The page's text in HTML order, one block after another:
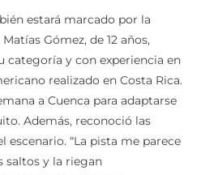
Gómez, de 12 años,
y con experiencia en
realizado en Costa Rica.
a Cuenca para adaptarse
Además, reconoció las
“La pista me parece
saltos y la riegan
el polvo”, comentó.